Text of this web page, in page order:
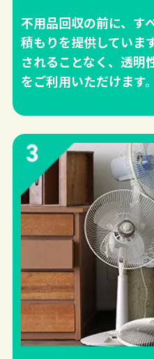
不用品回収の前に、す
積もりを提供していま
されることなく、透明
をご利用いただけます。